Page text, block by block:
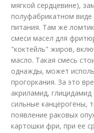
мягкой сердцевине),
полуфабрикатном
питания. Там же
смеси масел для
"коктейль" жиров,
масло. Такая смесь
однажды, может
прогоркания. За это
акриламид,
сильные канцерогены,
появление раковых
картошки фри, при ее